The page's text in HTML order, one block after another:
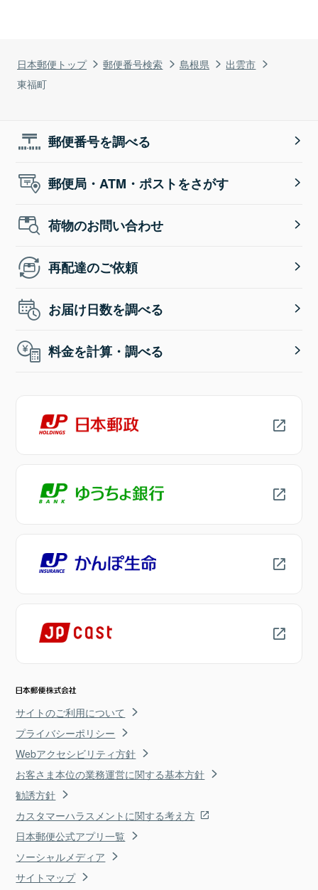
日本郵便トップ 郵便番号検索 島根県
出雲市
東福町
郵便番号を調べる
郵便局・ATM・ポストをさがす
荷物のお問い合わせ
再配達のご依頼
お届け日数を調べる
料金を計算・調べる
サイトのご利用について
プライバシーポリシー
Webアクセシビリティ方針
お客さま本位の業務運営に関する基本方針
勧誘方針
カスタマーハラスメントに関する考え方
日本郵便公式アプリ一覧
ソーシャルメディア
サイトマップ